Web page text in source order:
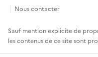
Nous contacter
Sauf mention explicite de
les contenus de ce site sont